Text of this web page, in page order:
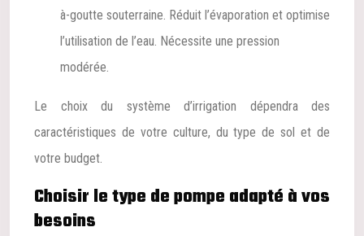
à-goutte souterraine. Réduit l’évaporation et optimise
l’utilisation de l’eau. Nécessite une pression
modérée.
Le choix du système d’irrigation dépendra des
caractéristiques de votre culture, du type de sol et de
votre budget.
Choisir le type de pompe adapté à vos
besoins